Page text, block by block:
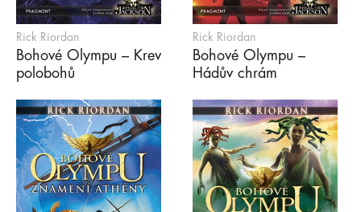
Rick Riordan
Bohové Olympu – Krev
polobohů
Rick Riordan
Bohové Olympu –
Hádův chrám